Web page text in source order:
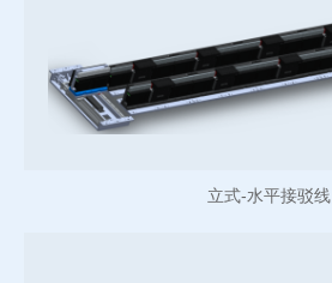
立式-水平接驳线